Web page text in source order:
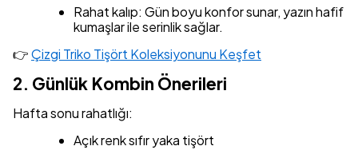
Rahat kalıp: Gün boyu konfor sunar, yazın hafif
kumaşlar ile serinlik sağlar.
👉Çizgi Triko Tişört Koleksiyonunu Keşfet
2. Günlük Kombin Önerileri
Hafta sonu rahatlığı:
Açık renk sıfır yaka tişört